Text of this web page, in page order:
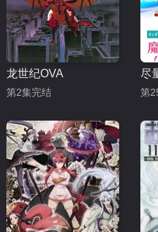
龙世纪OVA
第2集完结 第